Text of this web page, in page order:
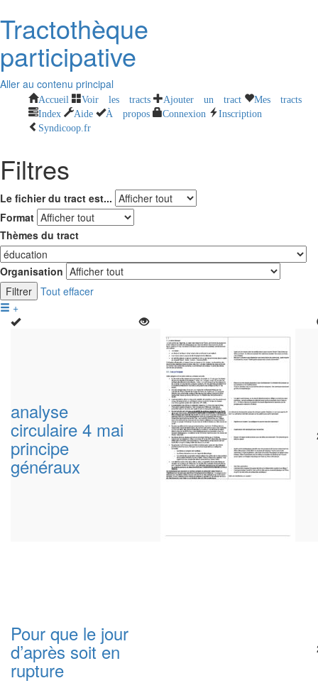
Tractothèque
participative
Aller au contenu principal
Accueil Voir les tracts Ajouter un tract
Mes tracts
Index
Aide À propos Connexion
Inscription
Syndicoop.fr
Filtres
Le fichier du tract est...
Format
Thèmes du tract
Organisation
Filtrer Tout effacer
+
analyse
circulaire 4 mai
principe
généraux
Pour que le jour
d’après soit en
rupture